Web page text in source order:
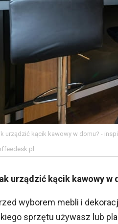
urządzić kącik kawowy w domu? -
urządzić kącik kawowy w
wyborem mebli i
sprzętu używasz lub